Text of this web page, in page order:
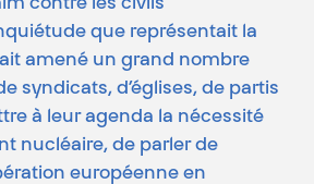
contre les civils
que représentait la
amené un grand nombre
syndicats, d’églises, de partis
à leur agenda la nécessité
nucléaire, de parler de
européenne en